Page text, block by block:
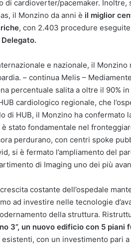
di cardioverter/pacemaker. Inoltre,
il Monzino da anni è il miglior
, con 2.403 procedure
e nazionale, il Monzino
– continua Melis –
percentuale salita a oltre il 90%
cardiologico regionale, che
di HUB, il Monzino ha confermato
stato fondamentale nel
perdurano, con centri spoke
si è fermato l’ampliamento del
di Imaging uno dei più
costante dell’ospedale
ad investire nelle tecnologie
della struttura.
3”, un nuovo edificio con 5 piani
con un investimento pari